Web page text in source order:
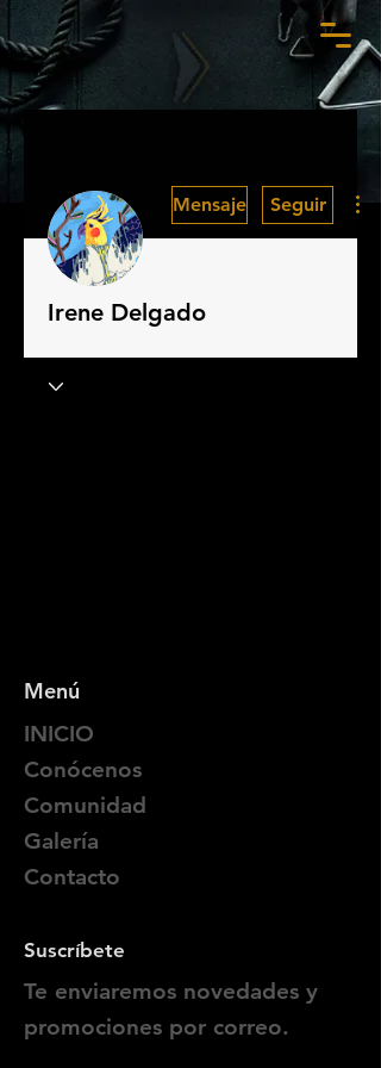
Mensaje Seguir
Irene Delgado
Menú
INICIO
Conócenos
Comunidad
Galería
Contacto
Suscríbete
Te enviaremos novedades y
promociones por correo.